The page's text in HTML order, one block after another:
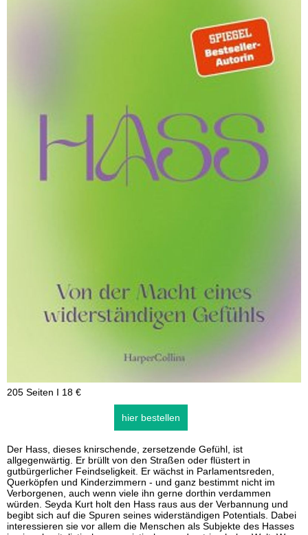
205 Seiten I 18 €
hier bestellen
Der Hass, dieses knirschende, zersetzende Gefühl, ist
allgegenwärtig. Er brüllt von den Straßen oder flüstert in
gutbürgerlicher Feindseligkeit. Er wächst in Parlamentsreden,
Querköpfen und Kinderzimmern - und ganz bestimmt nicht im
Verborgenen, auch wenn viele ihn gerne dorthin verdammen
würden. Seyda Kurt holt den Hass raus aus der Verbannung und
begibt sich auf die Spuren seines widerständigen Potentials. Dabei
interessieren sie vor allem die Menschen als Subjekte des Hasses